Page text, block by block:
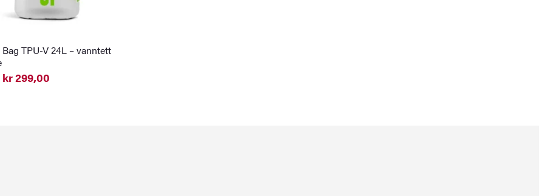
TPU-V 24L – vanntett
kr299,00